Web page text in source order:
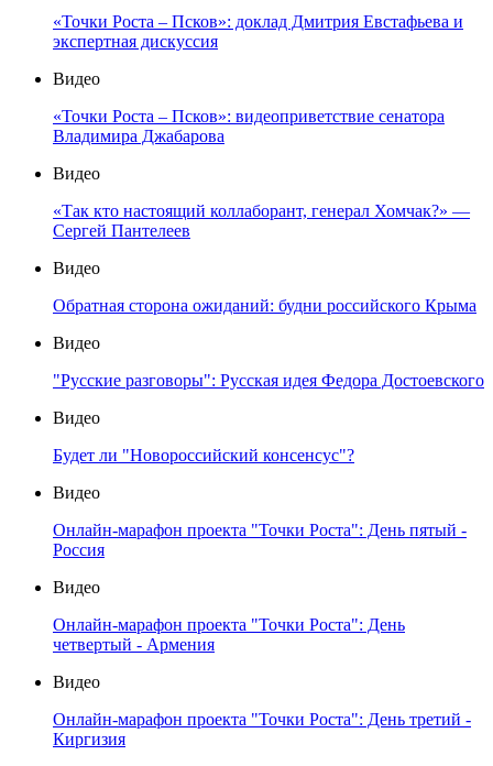
«Точки Роста – Псков»: доклад Дмитрия Евстафьева и
экспертная дискуссия
Видео
«Точки Роста – Псков»: видеоприветствие сенатора
Владимира Джабарова
Видео
«Так кто настоящий коллаборант, генерал Хомчак?» —
Сергей Пантелеев
Видео
Обратная сторона ожиданий: будни российского Крыма
Видео
"Русские разговоры": Русская идея Федора Достоевского
Видео
Будет ли "Новороссийский консенсус"?
Видео
Онлайн-марафон проекта "Точки Роста": День пятый -
Россия
Видео
Онлайн-марафон проекта "Точки Роста": День
четвертый - Армения
Видео
Онлайн-марафон проекта "Точки Роста": День третий -
Киргизия